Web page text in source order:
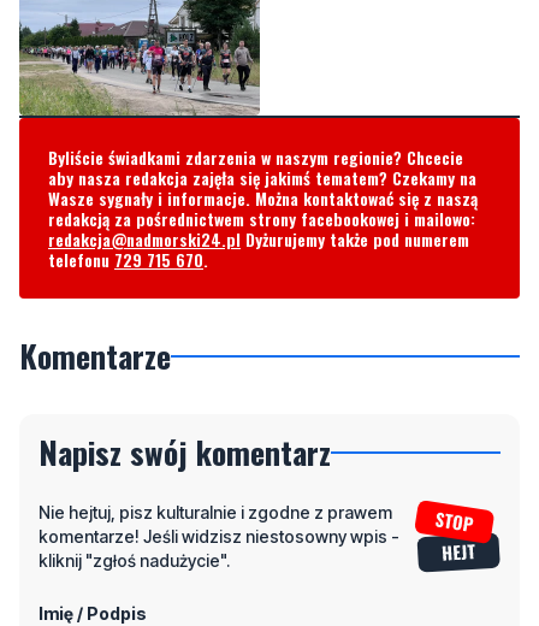
Byliście świadkami zdarzenia w naszym regionie? Chcecie
aby nasza redakcja zajęła się jakimś tematem? Czekamy na
Wasze sygnały i informacje. Można kontaktować się z naszą
redakcją za pośrednictwem strony facebookowej i mailowo:
redakcja@nadmorski24.pl Dyżurujemy także pod numerem
telefonu 729 715 670.
Komentarze
Napisz swój komentarz
Nie hejtuj, pisz kulturalnie i zgodne z prawem
komentarze! Jeśli widzisz niestosowny wpis -
kliknij "zgłoś nadużycie".
Imię / Podpis